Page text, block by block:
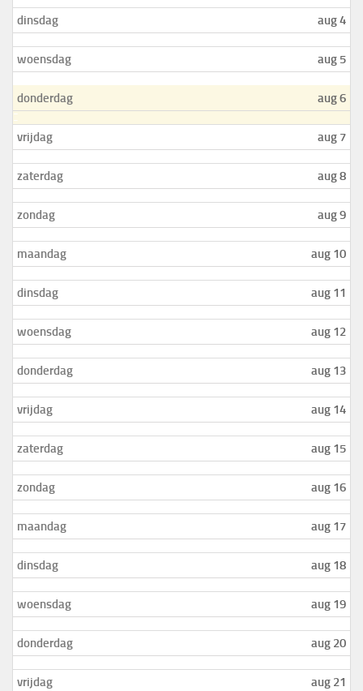
dinsdag aug 4
woensdag aug 5
donderdag aug 6
vrijdag aug 7
zaterdag aug 8
zondag aug 9
maandag aug 10
dinsdag aug 11
woensdag aug 12
donderdag aug 13
vrijdag aug 14
zaterdag aug 15
zondag aug 16
maandag aug 17
dinsdag aug 18
woensdag aug 19
donderdag aug 20
vrijdag aug 21